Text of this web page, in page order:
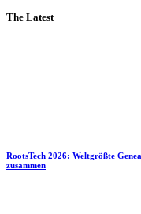
The Latest
RootsTech 2026: Weltgrößte
zusammen